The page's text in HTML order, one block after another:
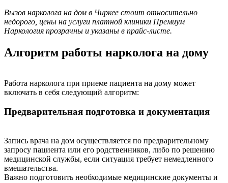
Вызов нарколога на дом в Чиркее стоит относительно
недорого, цены на услуги платной клиники Премиум
Наркология прозрачны и указаны в прайс-листе.
Алгоритм работы нарколога на дому
Работа нарколога при приеме пациента на дому может
включать в себя следующий алгоритм:
Предварительная подготовка и документация
Запись врача на дом осуществляется по предварительному
запросу пациента или его родственников, либо по решению
медицинской службы, если ситуация требует немедленного
вмешательства.
Важно подготовить необходимые медицинские документы и